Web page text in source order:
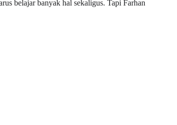
belajar banyak hal sekaligus. Tapi Farhan